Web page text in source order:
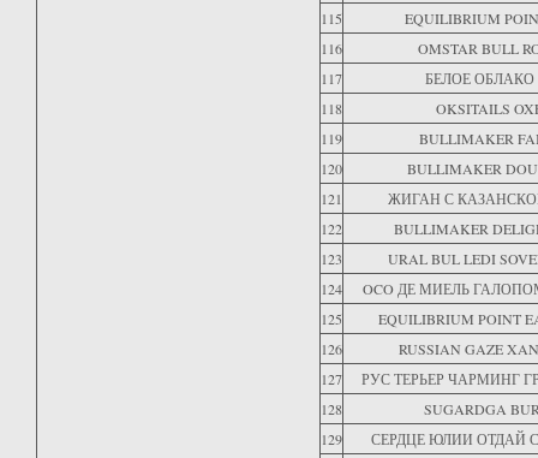
115
EQUILIBRIUM
116
OMSTAR BULL
117
БЕЛОЕ ОБЛАКО
118
OKSITAILS
119
BULLIMAKER
120
BULLIMAKER
121
ЖИГАН С
122
BULLIMAKER
123
URAL BUL LEDI
124
OCO ДЕ МИЕЛЬ
125
EQUILIBRIUM POINT
126
RUSSIAN GAZE
127
РУС ТЕРЬЕР ЧАРМИНГ
128
SUGARDGA
129
СЕРДЦЕ ЮЛИИ ОТДАЙ